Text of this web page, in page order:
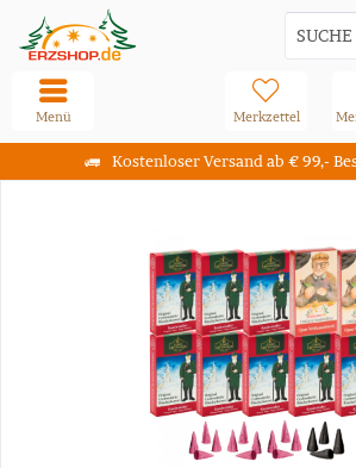
Kostenloser Versand ab € 99,-
Merkzettel
Menü